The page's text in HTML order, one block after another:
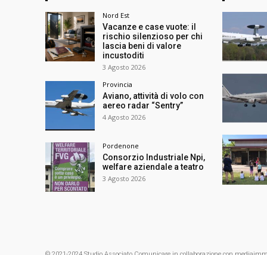
Nord Est
Vacanze e case vuote: il
rischio silenzioso per chi
lascia beni di valore
incustoditi
3 Agosto 2026
Provincia
Aviano, attività di volo con
aereo radar “Sentry”
4 Agosto 2026
Pordenone
Consorzio Industriale Npi,
welfare aziendale a teatro
3 Agosto 2026